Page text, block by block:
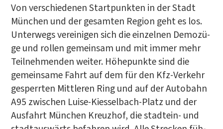
Von ver­schie­de­nen Start­punk­ten in der Stadt
Mün­chen und der gesam­ten Regi­on geht es los.
Unter­wegs ver­ei­ni­gen sich die ein­zel­nen Demo­zü­
ge und rol­len gemein­sam und mit immer mehr
Teil­neh­men­den wei­ter. Höhe­punk­te sind die
gemein­sa­me Fahrt auf dem für den Kfz-Ver­kehr
gesperr­ten Mitt­le­ren Ring und auf der Auto­bahn
A95 zwi­schen Lui­se-Kiessel­bach-Platz und der
Aus­fahrt Mün­chen Kreuz­hof, die stadt­ein- und